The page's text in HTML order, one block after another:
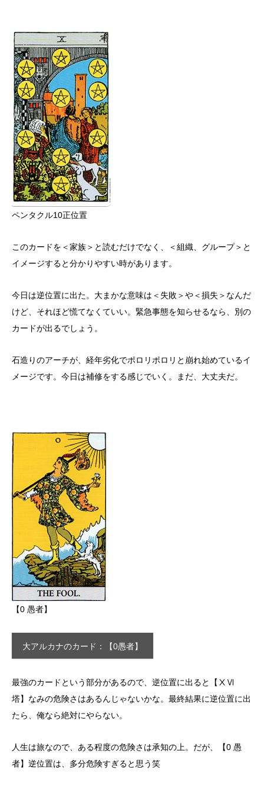
ペンタクル10正位置
このカードを＜家族＞と読むだけでなく、＜組織、グループ＞と
イメージすると分かりやすい時があります。
今日は逆位置に出た。大まかな意味は＜失敗＞や＜損失＞なんだ
けど、それほど慌てなくていい。緊急事態を知らせるなら、別の
カードが出るでしょう。
石造りのアーチが、経年劣化でポロリポロリと崩れ始めているイ
メージです。今日は補修をする感じでいく。まだ、大丈夫だ。
【0 愚者】
大アルカナのカード：【0愚者】
最強のカードという部分があるので、逆位置に出ると【ⅩⅥ
塔】なみの危険さはあるんじゃないかな。最終結果に逆位置に出
たら、俺なら絶対にやらない。
人生は旅なので、ある程度の危険さは承知の上。だが、【0 愚
者】逆位置は、多分危険すぎると思う笑